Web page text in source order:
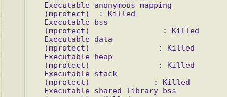
Executable anonymous mapping
(mprotect)  : Killed
Executable bss
(mprotect)                : Killed
Executable data
(mprotect)               : Killed
Executable heap
(mprotect)               : Killed
Executable stack
(mprotect)              : Killed
Executable shared library bss